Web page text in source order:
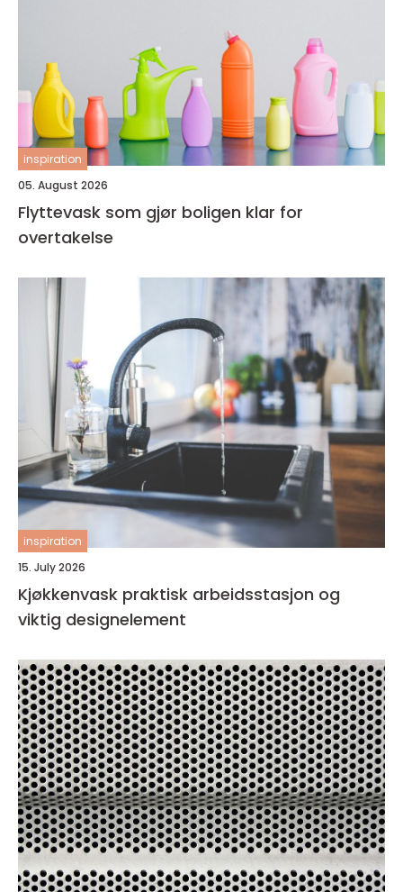
inspiration
05. August 2026
Flyttevask som gjør boligen klar for
overtakelse
inspiration
15. July 2026
Kjøkkenvask praktisk arbeidsstasjon og
viktig designelement